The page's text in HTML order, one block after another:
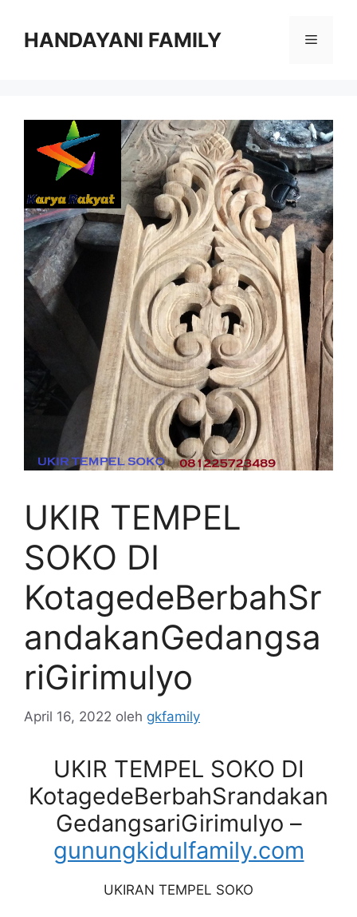
HANDAYANI FAMILY Menu
UKIR TEMPEL
SOKO DI
KotagedeBerbahSr
andakanGedangsa
riGirimulyo
April 16, 2022 oleh gkfamily
UKIR TEMPEL SOKO DI
KotagedeBerbahSrandakan
GedangsariGirimulyo –
gunungkidulfamily.com
UKIRAN TEMPEL SOKO